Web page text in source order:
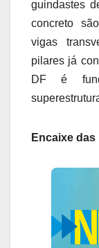
guindastes
concreto
vigas
pilares já
DF é
Encaixe das